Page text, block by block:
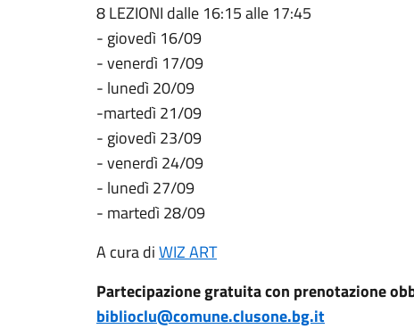
8 LEZIONI dalle 16:15 alle 17:45
- giovedì 16/09
- venerdì 17/09
- lunedì 20/09
-martedì 21/09
- giovedì 23/09
- venerdì 24/09
- lunedì 27/09
- martedì 28/09
A cura diWIZ ART
Partecipazione gratuita con prenotazione
biblioclu@comune.clusone.bg.it